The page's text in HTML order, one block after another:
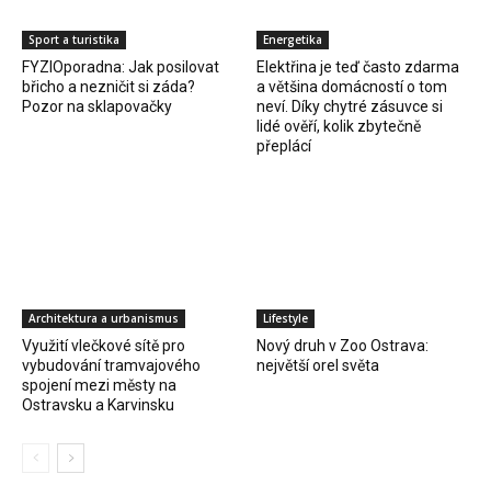
Sport a turistika
FYZIOporadna: Jak posilovat
břicho a nezničit si záda?
Pozor na sklapovačky
Energetika
Elektřina je teď často zdarma
a většina domácností o tom
neví. Díky chytré zásuvce si
lidé ověří, kolik zbytečně
přeplácí
Architektura a urbanismus
Využití vlečkové sítě pro
vybudování tramvajového
spojení mezi městy na
Ostravsku a Karvinsku
Lifestyle
Nový druh v Zoo Ostrava:
největší orel světa